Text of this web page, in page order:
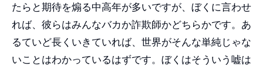
たらと期待を煽る中高年が多いですが、ぼくに言わせ
れば、彼らはみんなバカか詐欺師かどちらかです。あ
るていど長くいきていれば、世界がそんな単純じゃな
いことはわかっているはずです。ぼくはそういう嘘は